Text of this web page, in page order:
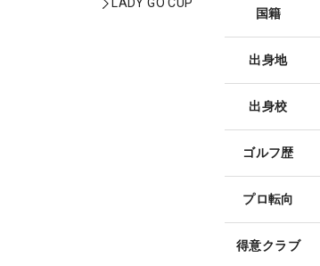
国籍
出身地
出身校
ゴルフ歴
プロ転向
得意クラブ